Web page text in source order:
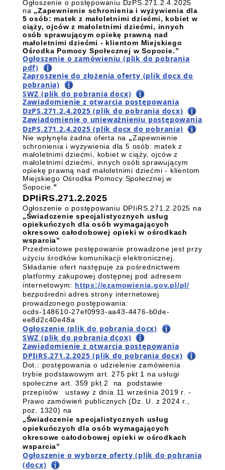
Ogłoszenie o postępowaniu DzPS.271.2.4.2025
na „Zapewnienie schronienia i wyżywienia dla
5 osób: matek z małoletnimi dziećmi, kobiet w
ciąży, ojców z małoletnimi dziećmi, innych
osób sprawującym opiekę prawną nad
małoletnimi dziećmi - klientom Miejskiego
Ośrodka Pomocy Społecznej w Sopocie.”
Ogłoszenie o zamówieniu (plik do pobrania
pdf)
Zaproszenie do złożenia oferty (plik docx do
pobrania)
SWZ (plik do pobrania docx)
Zawiadomienie z otwarcia postępowania
DzPS.271.2.4.2025 (plik do pobrania docx)
Zawiadomienie o unieważnieniu postępowania
DzPS.271.2.4.2025 (plik docx do pobrania)
Nie wpłynęła żadna oferta na „Zapewnienie
schronienia i wyżywienia dla 5 osób: matek z
małoletnimi dziećmi, kobiet w ciąży, ojców z
małoletnimi dziećmi, innych osób sprawującym
opiekę prawną nad małoletnimi dziećmi - klientom
Miejskiego Ośrodka Pomocy Społecznej w
Sopocie. ”
DPIiRS.271.2.2025
Ogłoszenie o postępowaniu DPIiRS.271.2.2025 na
„Świadczenie specjalistycznych usług
opiekuńczych dla osób wymagających
okresowo całodobowej opieki w ośrodkach
wsparcia”
Przedmiotowe postępowanie prowadzone jest przy
użyciu środków komunikacji elektronicznej.
Składanie ofert następuje za pośrednictwem
platformy zakupowej dostępnej pod adresem
internetowym: https://ezamowienia.gov.pl/pl/
bezpośredni adres strony internetowej
prowadzonego postępowania:
ocds-148610-27ef0993-aa43-4476-b0de-
ee8d2c40e48a
Ogłoszenie (plik do pobrania docx)
SWZ (plik do pobrania dcox)
Zawiadomienie z otwarcia postępowania
DPIiRS.271.2.2025 (plik do pobrania docx)
Dot.: postępowania o udzielenie zamówienia
trybie podstawowym art. 275 pkt 1 na usługi
społeczne art. 359 pkt.2 na podstawie
przepisów ustawy z dnia 11 września 2019 r. -
Prawo zamówień publicznych (Dz. U. z 2024 r.,
poz. 1320) na
„Świadczenie specjalistycznych usług
opiekuńczych dla osób wymagających
okresowe całodobowej opieki w ośrodkach
wsparcia”
Ogłoszenie o wyborze oferty (plik do pobrania
(docx)